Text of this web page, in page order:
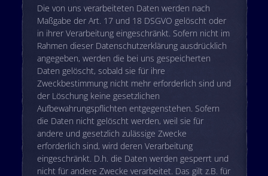
Die von uns verarbeiteten Daten werden nach
Maßgabe der Art. 17 und 18 DSGVO gelöscht oder
in ihrer Verarbeitung eingeschränkt. Sofern nicht im
Rahmen dieser Datenschutzerklärung ausdrücklich
angegeben, werden die bei uns gespeicherten
Daten gelöscht, sobald sie für ihre
Zweckbestimmung nicht mehr erforderlich sind und
der Löschung keine gesetzlichen
Aufbewahrungspflichten entgegenstehen. Sofern
die Daten nicht gelöscht werden, weil sie für
andere und gesetzlich zulässige Zwecke
erforderlich sind, wird deren Verarbeitung
eingeschränkt. D.h. die Daten werden gesperrt und
nicht für andere Zwecke verarbeitet. Das gilt z.B. für